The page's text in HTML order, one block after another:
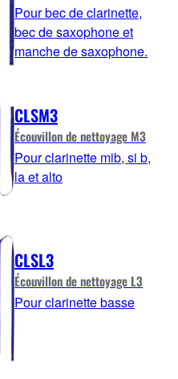
Pour bec de clarinette,
bec de saxophone et
manche de saxophone.
CLSM3
Écouvillon de nettoyage M3
Pour clarinette mib, si b,
la et alto
CLSL3
Écouvillon de nettoyage L3
Pour clarinette basse